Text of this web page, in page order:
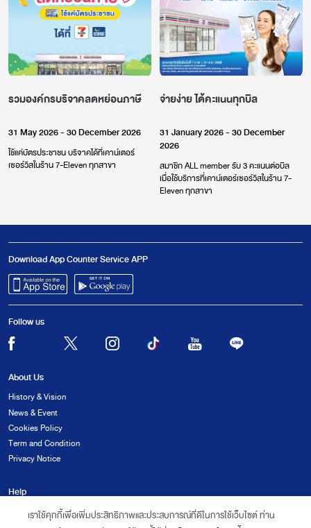
รวมองค์กรบริจาคลดหย่อนภาษี
31 May 2026 - 30 December 2026
ใช้แค่บัตรประชาชน บริจาคได้ที่เคาน์เตอร์
เซอร์วิสในร้าน 7-Eleven ทุกสาขา
จ่ายง่าย ได้คะแนนทุกบิล
31 January 2026 - 30 December
2026
สมาชิก ALL member รับ 3 คะแนนต่อบิล
เมื่อใช้บริการที่เคาน์เตอร์เซอร์วิสในร้าน 7-
Eleven ทุกสาขา
Download AppCounter Service APP
Follow us
About Us
History & Vision
News & Event
Cookies Policy
Term and Condition
Privacy Notice
Help
เราใช้คุกกี้เพื่อเพิ่มประสิทธิภาพและประสบการณ์ที่ดีในการใช้เว็บไซต์ ท่าน